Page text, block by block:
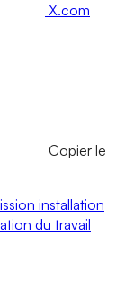
X.com
Copier le
installation
du travail